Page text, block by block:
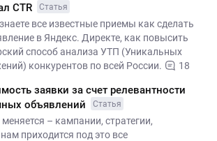
CTR
Статья
все известные приемы как сделать
в Яндекс. Директе, как повысить
способ анализа УТП (Уникальных
конкурентов по всей России.
18
заявки за счет релевантности
объявлений
Статья
– кампании, стратегии,
приходится под это все